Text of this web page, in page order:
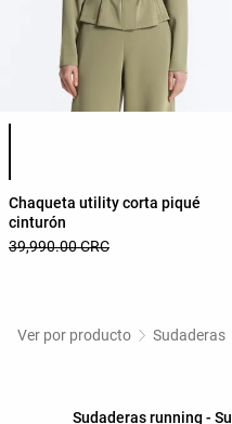
Chaqueta utility corta piqué
cinturón
39,990.00 CRC
Ver por producto Sudaderas
Sudaderas running -